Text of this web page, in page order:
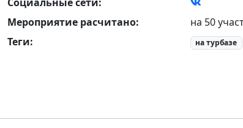
Мероприятие расчитано:
на 50
Теги: на турбазе